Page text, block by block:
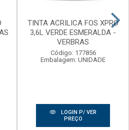
TINTA ACRILICA FOS XPRO
3,6L VERDE ESMERALDA -
VERBRAS
Código: 177856
Embalagem: UNIDADE
LOGIN P/ VER
PREÇO